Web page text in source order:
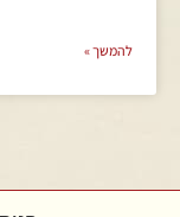
להמשך »